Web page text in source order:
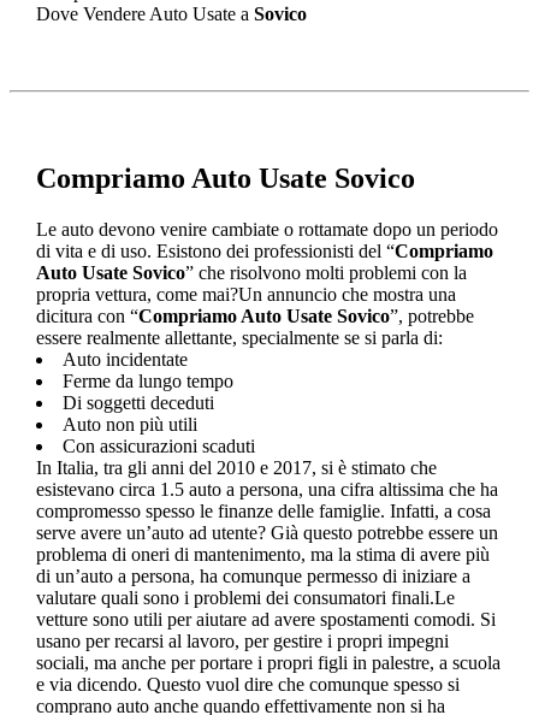
Dove Vendere Auto Usate a Sovico
Compriamo Auto Usate Sovico
Le auto devono venire cambiate o rottamate dopo un periodo
di vita e di uso. Esistono dei professionisti del “Compriamo
Auto Usate Sovico” che risolvono molti problemi con la
propria vettura, come mai?Un annuncio che mostra una
dicitura con “Compriamo Auto Usate Sovico”, potrebbe
essere realmente allettante, specialmente se si parla di:
Auto incidentate
Ferme da lungo tempo
Di soggetti deceduti
Auto non più utili
Con assicurazioni scaduti
In Italia, tra gli anni del 2010 e 2017, si è stimato che
esistevano circa 1.5 auto a persona, una cifra altissima che ha
compromesso spesso le finanze delle famiglie. Infatti, a cosa
serve avere un’auto ad utente? Già questo potrebbe essere un
problema di oneri di mantenimento, ma la stima di avere più
di un’auto a persona, ha comunque permesso di iniziare a
valutare quali sono i problemi dei consumatori finali.Le
vetture sono utili per aiutare ad avere spostamenti comodi. Si
usano per recarsi al lavoro, per gestire i propri impegni
sociali, ma anche per portare i propri figli in palestre, a scuola
e via dicendo. Questo vuol dire che comunque spesso si
comprano auto anche quando effettivamente non si ha